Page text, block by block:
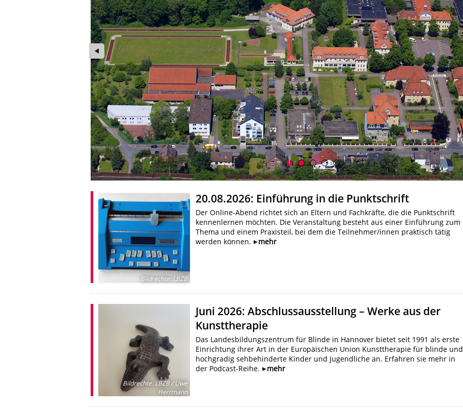
Bildrechte:LBZB
20.08.2026: Einführung in die Punktschrift
Der Online-Abend richtet sich an Eltern und Fachkräfte, die die Punktschrift
kennenlernen möchten. Die Veranstaltung besteht aus einer Einführung zum
Thema und einem Praxisteil, bei dem die Teilnehmer/innen praktisch tätig
werden können.
mehr
Bildrechte:LBZB / Uwe
Herrmann
Juni 2026: Abschlussausstellung – Werke aus der
Kunsttherapie
Das Landesbildungszentrum für Blinde in Hannover bietet seit 1991 als erste
Einrichtung ihrer Art in der Europäischen Union Kunsttherapie für blinde und
hochgradig sehbehinderte Kinder und Jugendliche an. Erfahren sie mehr in
der Podcast-Reihe.
mehr